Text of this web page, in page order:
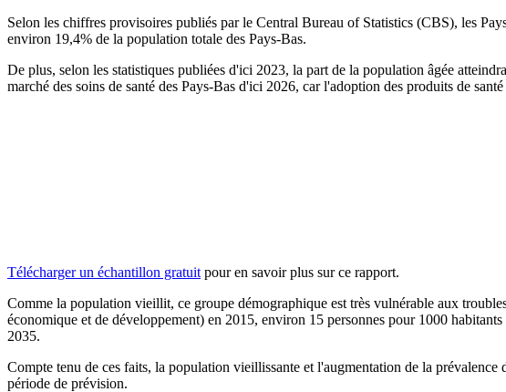
Selon les chiffres provisoires publiés par le Central Bureau of Statistics (CBS), les
environ 19,4% de la population totale des Pays-Bas.
De plus, selon les statistiques publiées d'ici 2023, la part de la population âgée
marché des soins de santé des Pays-Bas d'ici 2026, car l'adoption des produits de
Télécharger un échantillon gratuit pour en savoir plus sur ce rapport.
Comme la population vieillit, ce groupe démographique est très vulnérable aux
économique et de développement) en 2015, environ 15 personnes pour 1000
2035.
Compte tenu de ces faits, la population vieillissante et l'augmentation de la
période de prévision.